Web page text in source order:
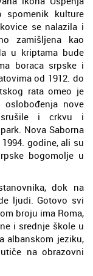
spomenik kulture
se nalazila i
zamišljena kao
u kriptama bude
boraca srpske i
od 1912. do
rata omeo je
nove
srušile i crkvu i
Nova Saborna
godine, ali su
bogomolje u
dok na
ljudi. Gotovo svi
broju ima Roma,
i srednje škole u
albanskom jeziku,
na obrazovni